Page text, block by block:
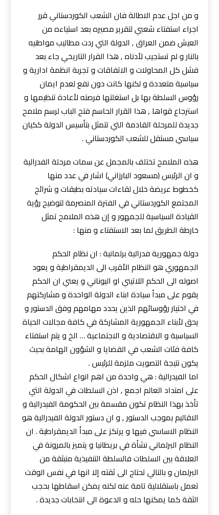
و من اجل عدم الاطالة فان الشعب الكوردستاني قرر
اجراء استفتاء شعبي لتقرير مصيره بعد استياءه من
العيش ضمن العراق , الدولة التي ردت مطاليب مواطنيه
بالنار و لم تستجيب لأدناه , هذا القرار التاريخي جاء بعد
فشل كل المحاولات و الاتفاقات و تجربة انظمة ادارية و
سياسية متعددة و لكنها كانت دون نفع لعدم ايمان
رؤوس السلطة بها بل استغلتها فرصته لأعادة تنظيمها و
استرجاع قواها , هذا القرار الحاسم فتح الباب لرسم ملامح
جديدة للمرحلة القادمة التي تتمثل بتأسيس الدولة ككيان
سياسي مستقل للشعب الكوردستاني .
هذه الملامح تختلف بالمجمل عن سمات مرحلة الفدرالية
و ان الرئيس (مسعود البارزاني) اشار في عدد منها
كخطوط عريضة خلال لقاءات سيادته بطبقات و شرائح
المجتمع الكوردستاني في الفترة المنصرمة لتوضيح رؤية
القيادة السياسية للجمهور و إن هذه الملامح تمثل
خارطة الطريق لما بعد الاستفتاء و منها :
دولة جمهورية فدرالية برلمانية : ان نظام الحكم
الجمهوري هو النظام الأقرب الى الديمقراطية و يعود
اصوله الى الحكم اللاتيني او اليوناني و يعني ان الحكم
يقوم على مبدأ سيادة ابناء الدولة الواحدة و مشاركتهم
في اختيار رؤوسائهم الذين يحدد مهامهم وفق الدستور و
يحق لأبناء الجمهورية المشاركة في كافة مجالات الحياة
السياسية و الاقتصادية و الاجتماعية … الخ و يتم استفتاء
كافة فئات الشعب في القضايا و الشؤون الهامة بحيث
يكون نتيجة التصويت ملزمة للرئيس .
اما الفيدرالية : هي واحدة من اهم انواع اشكال الحكم
على امتداد العالم اجمع , اذن السلطات في الدولة التي
تأخذ بهذا النظام تكون مقسمة بين الحكومة الفيدرالية و
الاقاليم بموجب الدستور , و ان دستور الدولة الفيدرالية هو
النظام الاساسي فيها و يرتكز على مبدأ الديمقراطية . ان
النظام البرلماني نشأة في بريطانيا و يتميز بالمرونة في
العلاقة بين السلطات فالسلطة التنفيذية منبثقة من
البرلمان و بالتالي تحتاج الى ثقته إلا انها في نفس الوقت
تعمل باستقلالية تامة عنه لكنه يمكن اسقاطها بحجب
الثقة كما يمكنها حله و الدعوة الى انتخابات جديدة .